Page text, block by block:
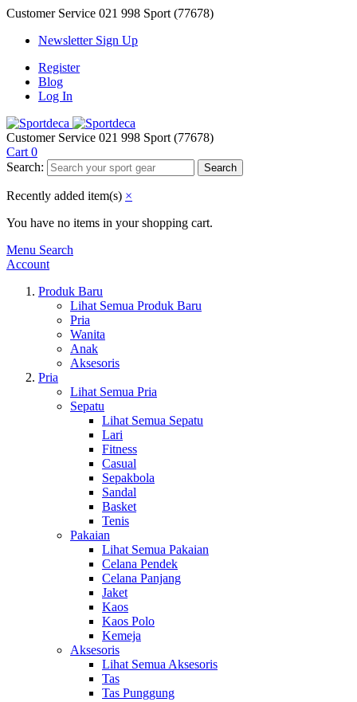
Customer Service 021 998 Sport (77678)
Newsletter Sign Up
Register
Blog
Log In
Customer Service 021 998 Sport (77678)
Cart 0
Search:
Search
Recently added item(s) ×
You have no items in your shopping cart.
Menu Search
Account
Produk Baru
Lihat Semua Produk Baru
Pria
Wanita
Anak
Aksesoris
Pria
Lihat Semua Pria
Sepatu
Lihat Semua Sepatu
Lari
Fitness
Casual
Sepakbola
Sandal
Basket
Tenis
Pakaian
Lihat Semua Pakaian
Celana Pendek
Celana Panjang
Jaket
Kaos
Kaos Polo
Kemeja
Aksesoris
Lihat Semua Aksesoris
Tas
Tas Punggung